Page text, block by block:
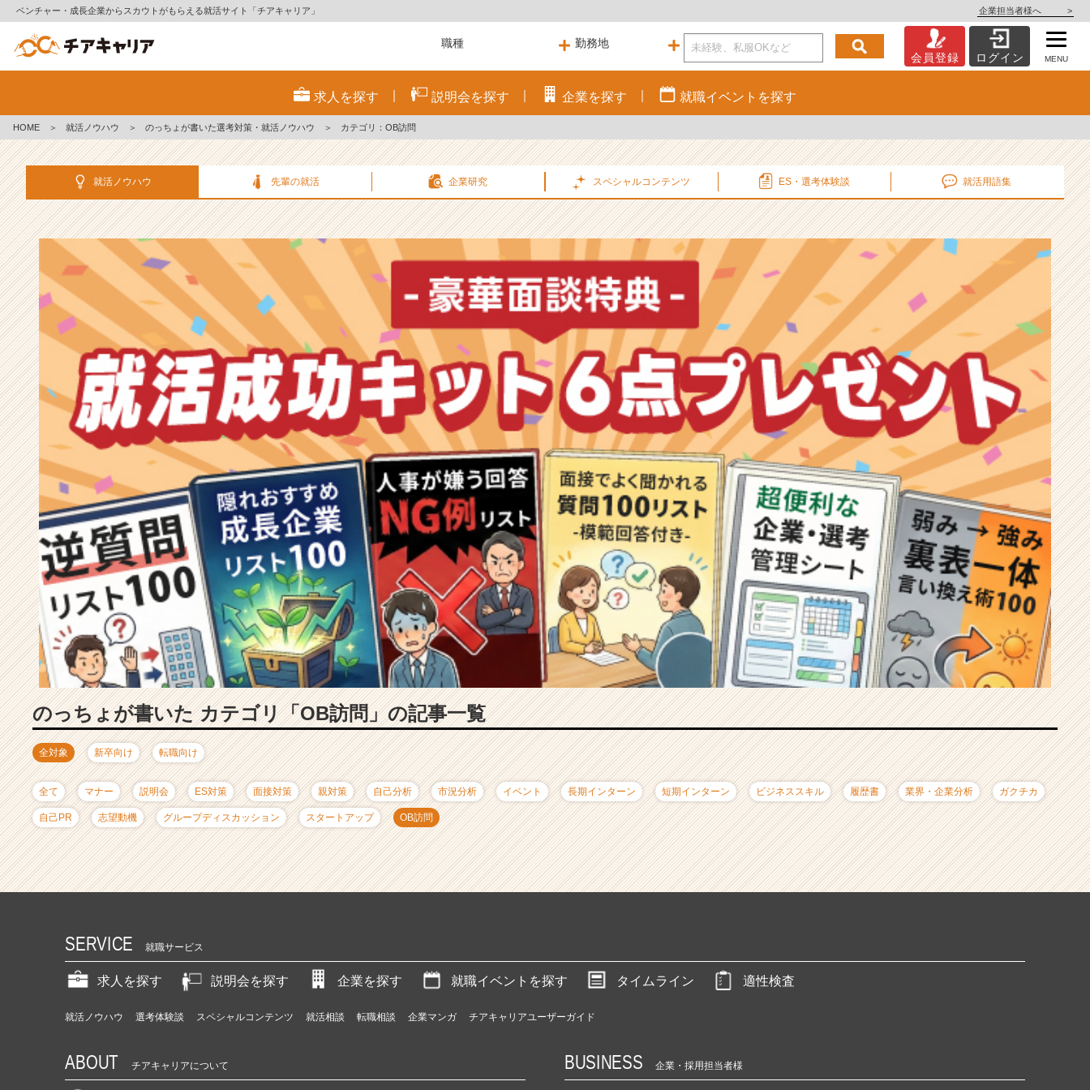
ベンチャー・成長企業からスカウトがもらえる就活サイト「チアキャリア」 企業担当者様へ >
策・
就
ノ
ハ
記
事
|
ベ
ン
チ
ー・
成
長
企
業
か
ら
カ
ウ
ト
が
届
く
就
サ
イ
ト
チ
キ
ャ
リ
ア
（C
h
e
e
r）
会員登録 ログイン MENU
求人を探す 説明会を探す 企業を探す 就職イベント を探す
HOME ＞ 就活ノウハウ ＞ のっちょが書いた選考対策・就活ノウハウ ＞ カテゴリ：OB訪問
就活ノウハウ 先輩の就活 企業研究 スペシャルコンテンツ ES・選考体験談 就活用語集
のっちょが書いた カテゴリ「OB訪問」の記事一覧
全対象 新卒向け 転職向け
全て マナー 説明会 ES対策 面接対策 親対策 自己分析 市況分析 イベント 長期インターン 短期インターン ビジネススキル 履歴書 業界・企業分析 ガクチカ
自己PR 志望動機 グループディスカッション スタートアップ OB訪問
SERVICE 就職サービス
求人を探す 説明会を探す 企業を探す 就職イベントを探す タイムライン 適性検査
就活ノウハウ 選考体験談 スペシャルコンテンツ 就活相談 転職相談 企業マンガ チアキャリアユーザーガイド
ABOUT チアキャリアについて BUSINESS 企業・採用担当者様